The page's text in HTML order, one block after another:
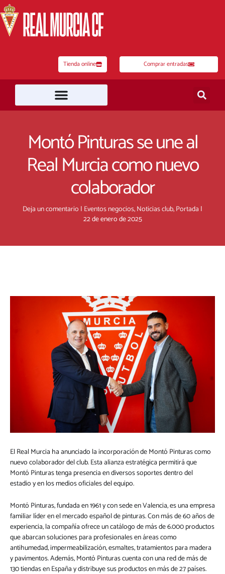
al
contenido
Tienda online Comprar entradas
Montó Pinturas se une al
Real Murcia como nuevo
colaborador
Deja un comentario | Eventos negocios,Noticias club,Portada |
22 de enero de 2025
El Real Murcia ha anunciado la incorporación de Montó Pinturas como
nuevo colaborador del club. Esta alianza estratégica permitirá que
Montó Pinturas tenga presencia en diversos soportes dentro del
estadio y en los medios oficiales del equipo.
Montó Pinturas, fundada en 1961 y con sede en Valencia, es una empresa
familiar líder en el mercado español de pinturas. Con más de 60 años de
experiencia, la compañía ofrece un catálogo de más de 6.000 productos
que abarcan soluciones para profesionales en áreas como
antihumedad, impermeabilización, esmaltes, tratamientos para madera
y pavimentos. Además, Montó Pinturas cuenta con una red de más de
130 tiendas en España y distribuye sus productos en más de 27 países.